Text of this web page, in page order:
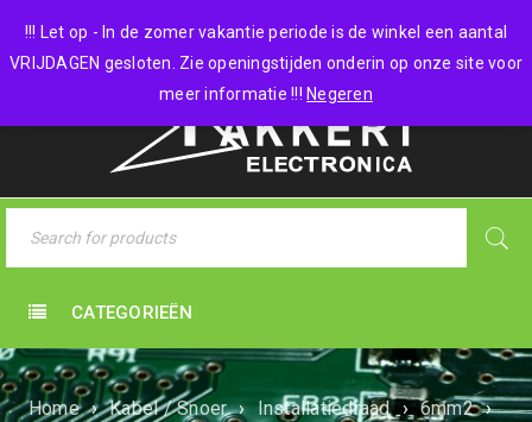
!!! Let op - In de zomer vakantie periode is de winkel een aantal
VRIJDAGEN gesloten. Zie openingstijden onderin op onze site voor
meer informatie !!! Negeren
0 items - €0,00
CATEGORIEËN
Home › Kabel / Snoer › Installatiedraad › 6mm2 ›